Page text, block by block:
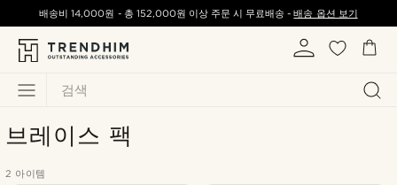
검색
배송비14,000원 - 총 152,000원 이상 주문 시 무료배송 -배송 옵션 보기
브레이스 팩
2 아이템